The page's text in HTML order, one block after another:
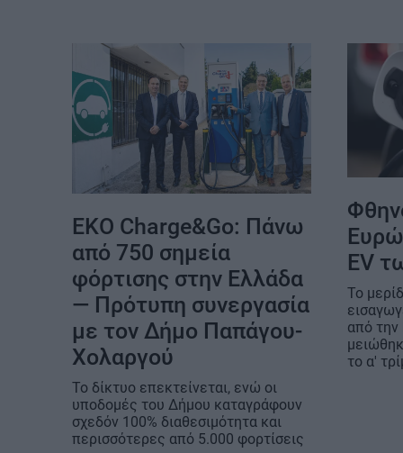
EKO Charge&Go: Πάνω
από 750 σημεία
φόρτισης στην Ελλάδα
— Πρότυπη συνεργασία
με τον Δήμο Παπάγου-
Χολαργού
Το δίκτυο επεκτείνεται, ενώ οι
υποδομές του Δήμου καταγράφουν
σχεδόν 100% διαθεσιμότητα και
περισσότερες από 5.000 φορτίσεις
EV
Το
από
το α'